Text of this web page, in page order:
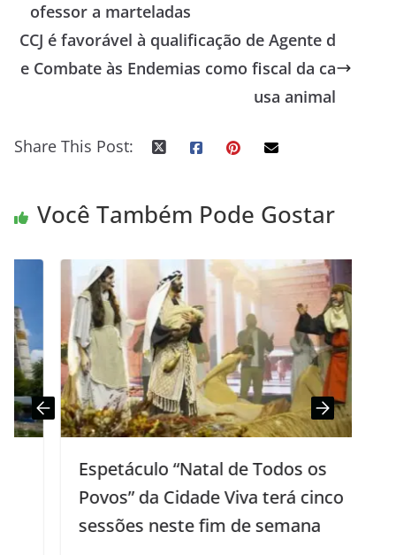
ofessor a marteladas
CCJ é favorável à qualificação de Agente d
e Combate às Endemias como fiscal da ca
usa animal
Share This Post:
Você Também Pode Gostar
Espetáculo “Natal de Todos os
Povos” da Cidade Viva terá cinco
sessões neste fim de semana